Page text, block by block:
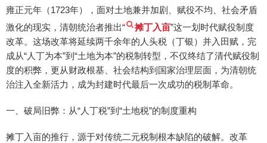
雍正元年（1723年），面对土地兼并加剧、赋役不均、社会矛盾
激化的现实，清朝统治者推出“
摊丁入亩”这一划时代赋役制度
改革。这场改革将延续两千余年的人头税（丁银）并入田赋，完
成从“人丁为本”到“土地为本”的税制转型，不仅终结了清代赋役制
度的积弊，更从财政根基、社会结构到国家治理层面，为清朝统
治注入全新活力，成为封建时代最后一次成功的税制革命。
一、破局旧弊：从“人丁税”到“土地税”的制度重构
摊丁入亩的推行，源于对传统二元税制根本缺陷的破解。改革